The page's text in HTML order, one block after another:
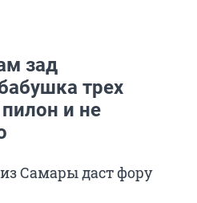
зад
трех
и не
Самары даст фору